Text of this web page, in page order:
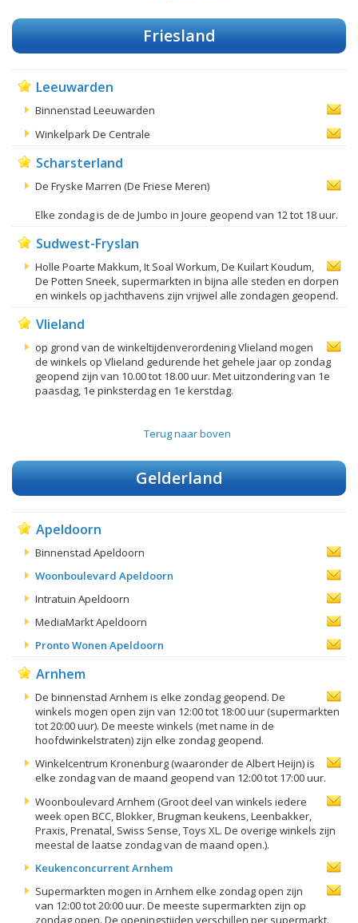
Friesland
Leeuwarden
Binnenstad Leeuwarden
Winkelpark De Centrale
Scharsterland
De Fryske Marren (De Friese Meren)
Elke zondag is de de Jumbo in Joure geopend van 12 tot 18 uur.
Sudwest-Fryslan
Holle Poarte Makkum, It Soal Workum, De Kuilart Koudum,
De Potten Sneek, supermarkten in bijna alle steden en dorpen
en winkels op jachthavens zijn vrijwel alle zondagen geopend.
Vlieland
op grond van de winkeltijdenverordening Vlieland mogen
de winkels op Vlieland gedurende het gehele jaar op zondag
geopend zijn van 10.00 tot 18.00 uur. Met uitzondering van 1e
paasdag, 1e pinksterdag en 1e kerstdag.
Terug naar boven
Gelderland
Apeldoorn
Binnenstad Apeldoorn
Woonboulevard Apeldoorn
Intratuin Apeldoorn
MediaMarkt Apeldoorn
Pronto Wonen Apeldoorn
Arnhem
De binnenstad Arnhem is elke zondag geopend. De
winkels mogen open zijn van 12:00 tot 18:00 uur (supermarkten
tot 20:00 uur). De meeste winkels (met name in de
hoofdwinkelstraten) zijn elke zondag geopend.
Winkelcentrum Kronenburg (waaronder de Albert Heijn) is
elke zondag van de maand geopend van 12:00 tot 17:00 uur.
Woonboulevard Arnhem (Groot deel van winkels iedere
week open BCC, Blokker, Brugman keukens, Leenbakker,
Praxis, Prenatal, Swiss Sense, Toys XL. De overige winkels zijn
meestal de laatse zondag van de maand open.).
Keukenconcurrent Arnhem
Supermarkten mogen in Arnhem elke zondag open zijn
van 12:00 tot 20:00 uur. De meeste supermarkten zijn op
zondag open. De openingstijden verschillen per supermarkt.